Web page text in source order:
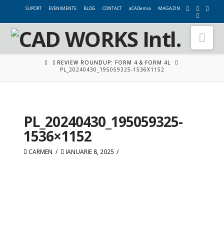
SUPORT EVENIMENTE BLOG CONTACT aCADemia MAGAZIN
HOMEREVIEW ROUNDUP: FORM 4 & FORM 4L
PL_20240430_195059325-1536X1152
PL_20240430_195059325-
1536×1152
CARMEN IANUARIE 8, 2025